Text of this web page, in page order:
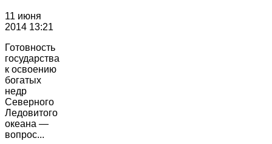
11 июня
2014 13:21
Готовность
государства
к освоению
богатых
недр
Северного
Ледовитого
океана —
вопрос...